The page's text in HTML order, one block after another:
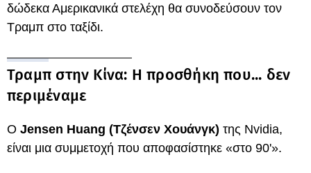
δώδεκα Αμερικανικά στελέχη θα συνοδεύσουν τον
Τραμπ στο ταξίδι.
Τραμπ στην Κίνα: Η προσθήκη που... δεν
περιμέναμε
Ο Jensen Huang (Τζένσεν Χουάνγκ) της Nvidia,
είναι μια συμμετοχή που αποφασίστηκε «στο 90'».